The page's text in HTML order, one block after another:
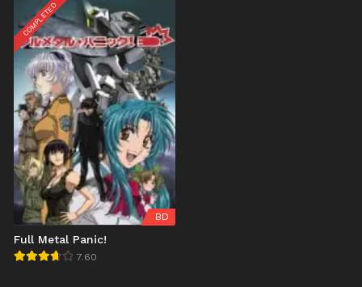
COMPLETED
BD
Full Metal Panic!
7.60